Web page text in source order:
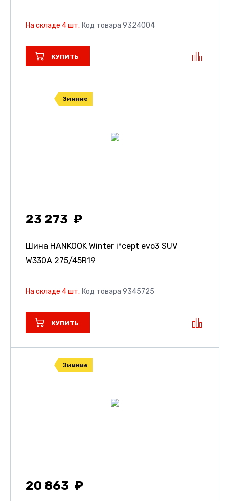
На складе 4 шт. Код товара 9324004
КУПИТЬ
Зимние
23 273
Шина HANKOOK Winter i*cept evo3 SUV
W330A 275/45R19
На складе 4 шт. Код товара 9345725
КУПИТЬ
Зимние
20 863